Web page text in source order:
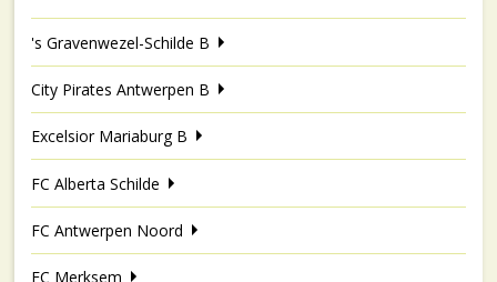
's Gravenwezel-Schilde B
City Pirates Antwerpen B
Excelsior Mariaburg B
FC Alberta Schilde
FC Antwerpen Noord
FC Merksem